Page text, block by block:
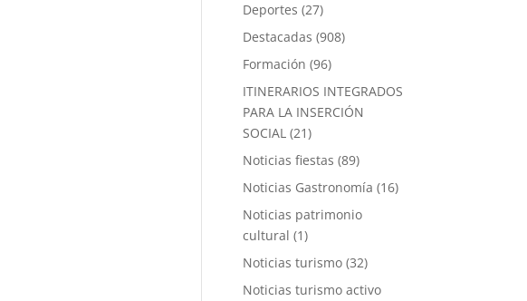
Deportes (27)
Destacadas (908)
Formación (96)
ITINERARIOS INTEGRADOS
PARA LA INSERCIÓN
SOCIAL (21)
Noticias fiestas (89)
Noticias Gastronomía (16)
Noticias patrimonio
cultural (1)
Noticias turismo (32)
Noticias turismo activo